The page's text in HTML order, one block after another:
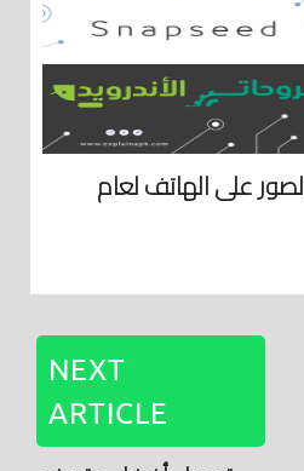
على الهاتف لعام
NEXT
ARTICLE